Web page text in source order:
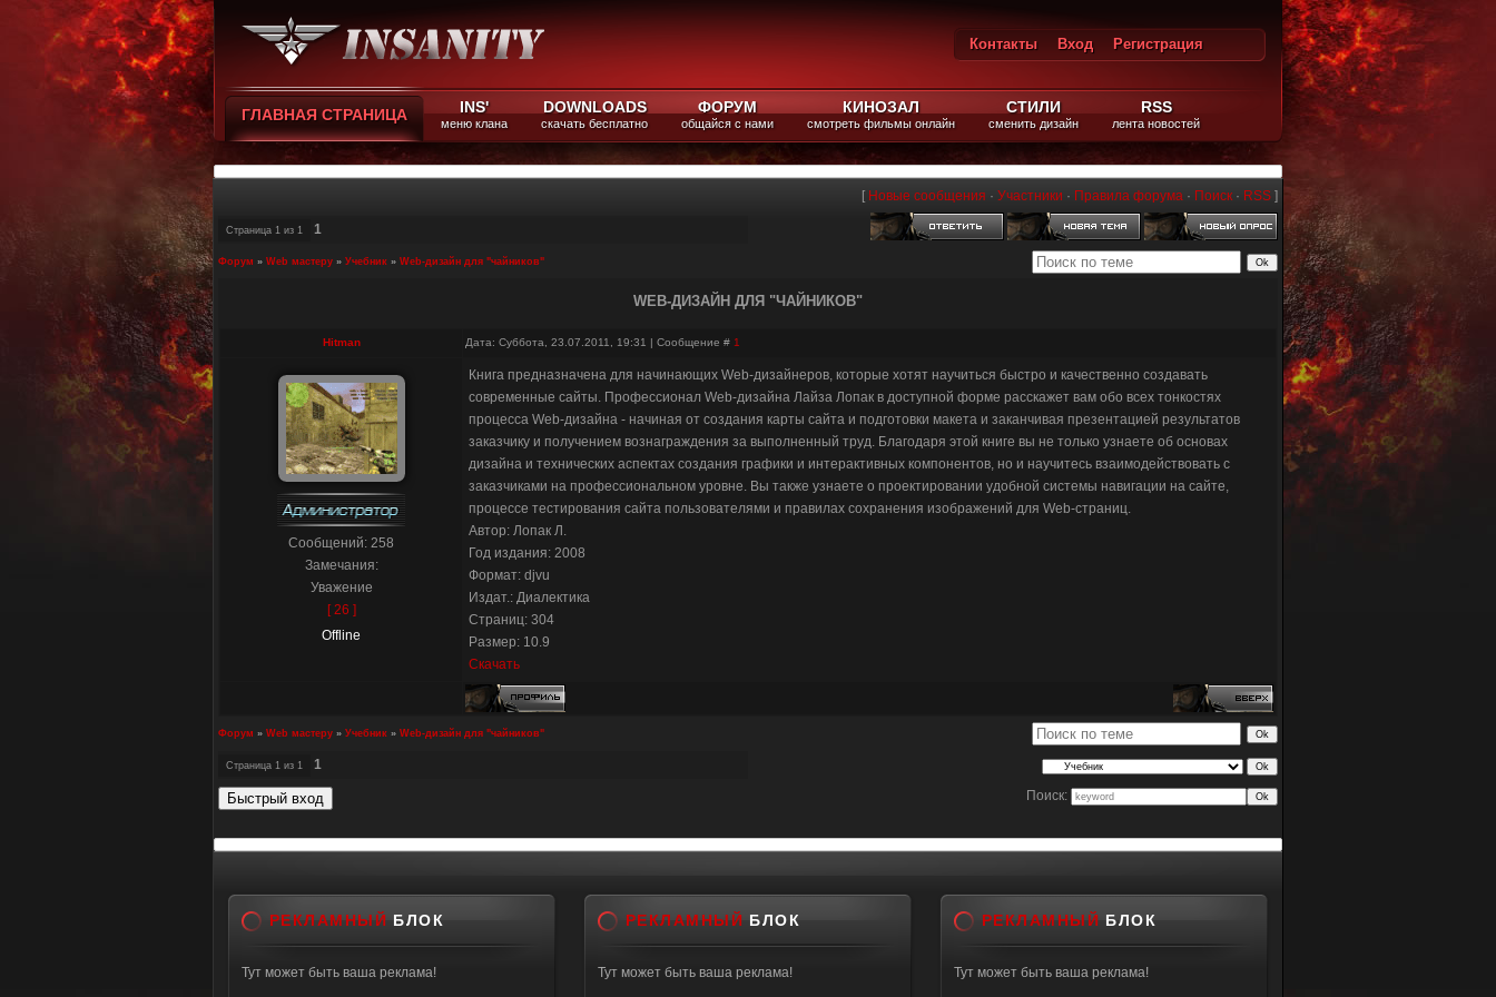
Контакты Вход
Регистрация
ГЛАВНАЯ СТРАНИЦА INS'
меню клана
DOWNLOADS
скачать бесплатно
ФОРУМ
общайся с нами
КИНОЗАЛ
смотреть фильмы онлайн
СТИЛИ
сменить дизайн
RSS
лента новостей
[ Новые сообщения · Участники · Правила форума · Поиск · RSS ]
Страница 1 из 1 1
Форум » Web мастеру » Учебник » Web-дизайн для "чайников"
WEB-ДИЗАЙН ДЛЯ "ЧАЙНИКОВ"
Hitman Дата: Суббота, 23.07.2011, 19:31 | Сообщение # 1
Сообщений: 258
Замечания:
Уважение
[ 26 ]
Offline
Книга предназначена для начинающих Web-дизайнеров, которые хотят научиться быстро и качественно создавать
современные сайты. Профессионал Web-дизайна Лайза Лопак в доступной форме расскажет вам обо всех тонкостях
процесса Web-дизайна - начиная от создания карты сайта и подготовки макета и заканчивая презентацией результатов
заказчику и получением вознаграждения за выполненный труд. Благодаря этой книге вы не только узнаете об основах
дизайна и технических аспектах создания графики и интерактивных компонентов, но и научитесь взаимодействовать с
заказчиками на профессиональном уровне. Вы также узнаете о проектировании удобной системы навигации на сайте,
процессе тестирования сайта пользователями и правилах сохранения изображений для Web-страниц.
Автор: Лопак Л.
Год издания: 2008
Формат: djvu
Издат.: Диалектика
Страниц: 304
Размер: 10.9
Скачать
Форум » Web мастеру » Учебник » Web-дизайн для "чайников"
Страница 1 из 1
1
Поиск:
РЕКЛАМНЫЙ БЛОК
Тут может быть ваша реклама!
РЕКЛАМНЫЙ БЛОК
Тут может быть ваша реклама!
РЕКЛАМНЫЙ БЛОК
Тут может быть ваша реклама!